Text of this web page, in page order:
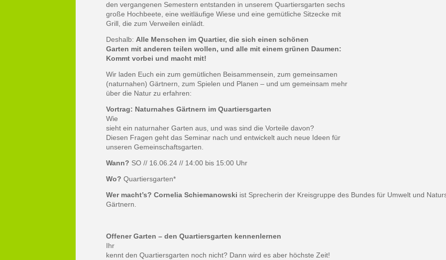
den vergangenen Semestern entstanden in unserem Quartiersgarten sechs
große Hochbeete, eine weitläufige Wiese und eine gemütliche Sitzecke mit
Grill, die zum Verweilen einlädt.
Deshalb: Alle Menschen im Quartier, die sich einen schönen
Garten mit anderen teilen wollen, und alle mit einem grünen Daumen:
Kommt vorbei und macht mit!
Wir laden Euch ein zum gemütlichen Beisammensein, zum gemeinsamen
(naturnahen) Gärtnern, zum Spielen und Planen – und um gemeinsam mehr
über die Natur zu erfahren:
Vortrag: Naturnahes Gärtnern im Quartiersgarten
Wie
sieht ein naturnaher Garten aus, und was sind die Vorteile davon?
Diesen Fragen geht das Seminar nach und entwickelt auch neue Ideen für
unseren Gemeinschaftsgarten.
Wann? SO // 16.06.24 // 14:00 bis 15:00 Uhr
Wo? Quartiersgarten*
Wer macht’s? Cornelia Schiemanowski ist Sprecherin der Kreisgruppe des Bundes für Umwelt und
Gärtnern.
Offener Garten – den Quartiersgarten kennenlernen
Ihr
kennt den Quartiersgarten noch nicht? Dann wird es aber höchste Zeit!